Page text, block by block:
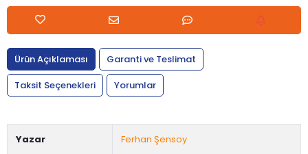
Ürün Açıklaması
Garanti ve Teslimat
Taksit Seçenekleri
Yorumlar
Yazar Ferhan Şensoy